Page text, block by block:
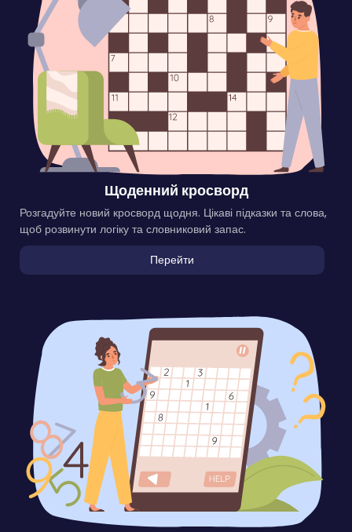
Щоденний кросворд
Розгадуйте новий кросворд щодня. Цікаві підказки та слова,
щоб розвинути логіку та словниковий запас.
Перейти